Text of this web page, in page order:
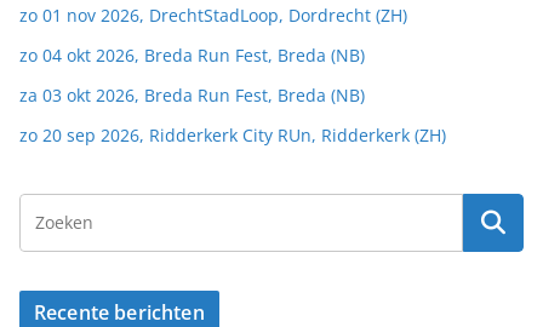
zo 01 nov 2026, DrechtStadLoop, Dordrecht (ZH)
zo 04 okt 2026, Breda Run Fest, Breda (NB)
za 03 okt 2026, Breda Run Fest, Breda (NB)
zo 20 sep 2026, Ridderkerk City RUn, Ridderkerk (ZH)
Recente berichten